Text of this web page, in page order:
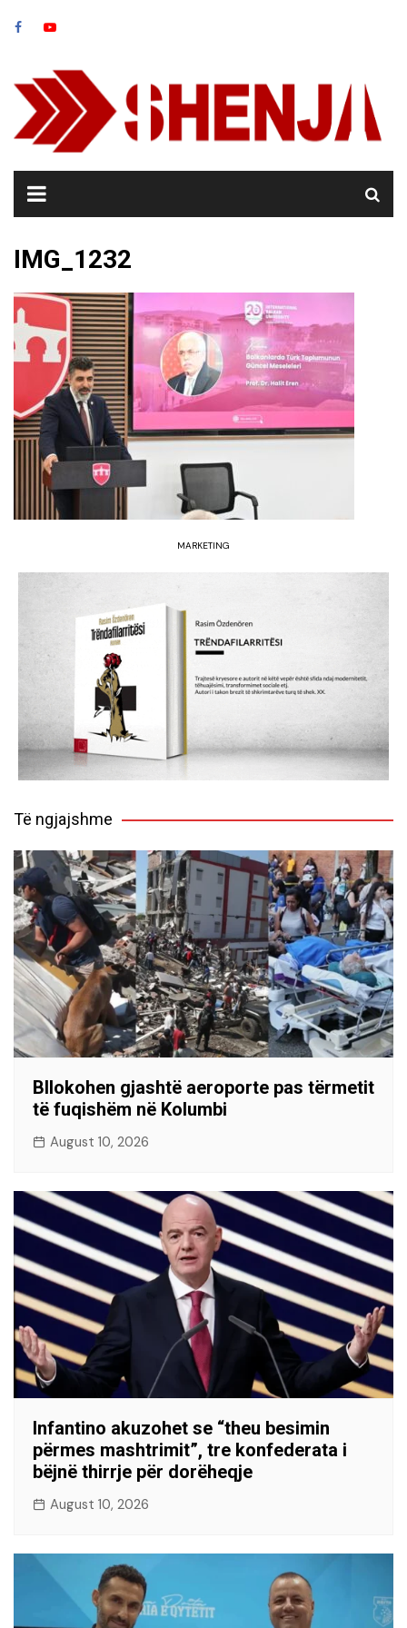
IMG_1232
MARKETING
Të ngjajshme
Bllokohen gjashtë aeroporte pas tërmetit
të fuqishëm në Kolumbi
August 10, 2026
Infantino akuzohet se “theu besimin
përmes mashtrimit”, tre konfederata i
bëjnë thirrje për dorëheqje
August 10, 2026